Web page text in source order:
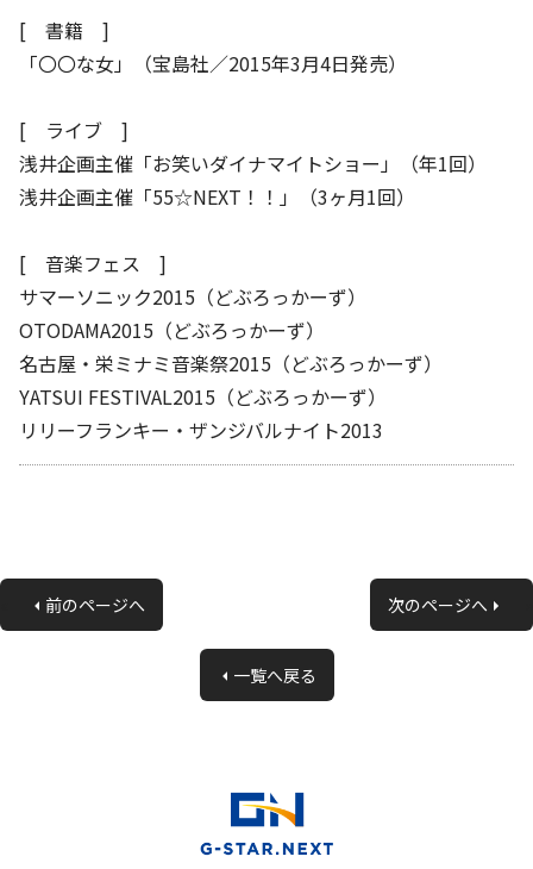
[ 書籍 ]
「〇〇な女」（宝島社／2015年3月4日発売）
[ ライブ ]
浅井企画主催「お笑いダイナマイトショー」（年1回）
浅井企画主催「55☆NEXT！！」（3ヶ月1回）
[ 音楽フェス ]
サマーソニック2015（どぶろっかーず）
OTODAMA2015（どぶろっかーず）
名古屋・栄ミナミ音楽祭2015（どぶろっかーず）
YATSUI FESTIVAL2015（どぶろっかーず）
リリーフランキー・ザンジバルナイト2013
前のページへ 次のページへ
一覧へ戻る